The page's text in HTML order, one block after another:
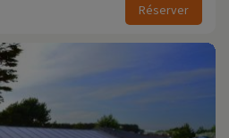
Réserver